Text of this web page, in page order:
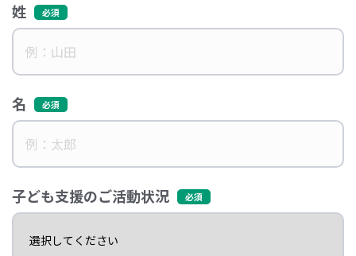
姓
名
子ども支援のご活動状況